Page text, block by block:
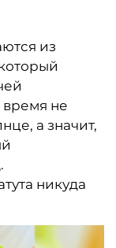
из
время не
а значит,
никуда